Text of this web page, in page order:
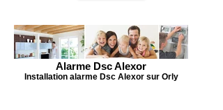
Alarme Dsc Alexor
Installation alarme Dsc Alexor sur Orly